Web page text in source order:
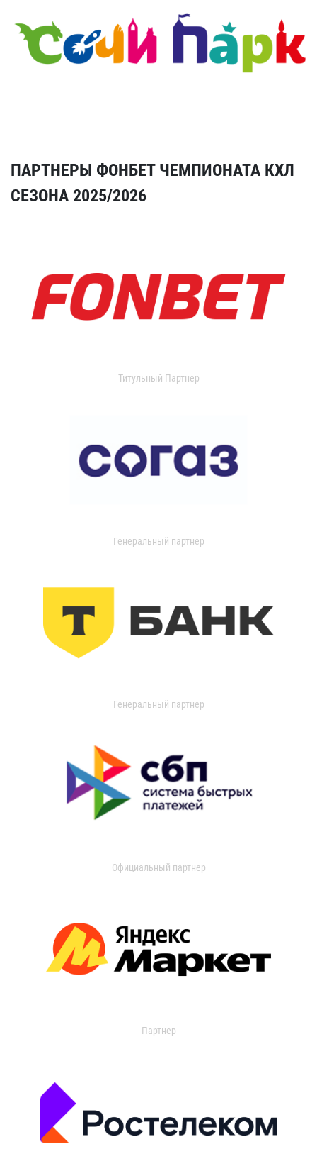
ПАРТНЕРЫ ФОНБЕТ ЧЕМПИОНАТА КХЛ
СЕЗОНА 2025/2026
Титульный Партнер
Генеральный партнер
Генеральный партнер
Официальный партнер
Партнер